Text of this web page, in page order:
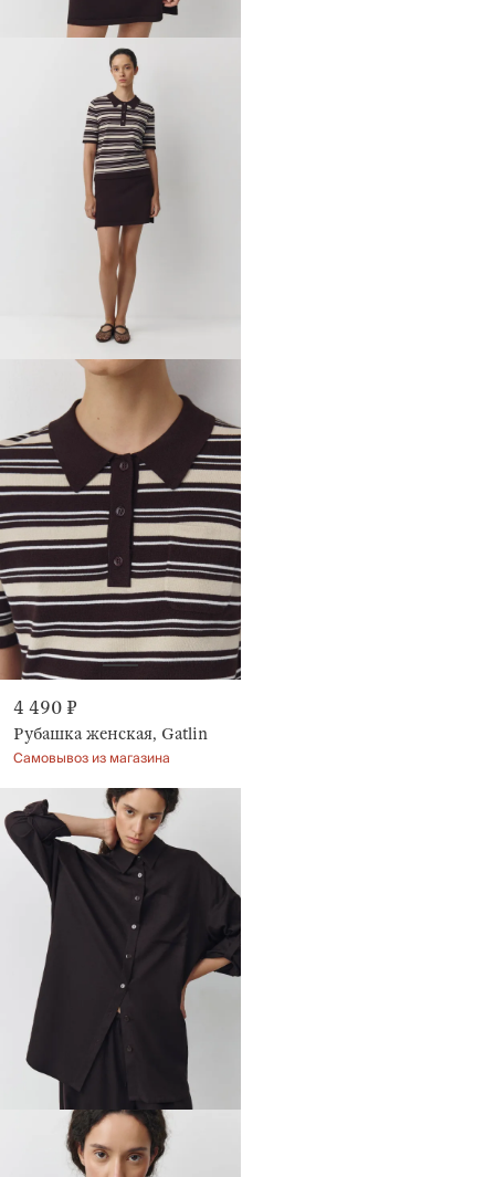
4 490 ₽
Рубашка женская, Gatlin
Самовывоз из магазина